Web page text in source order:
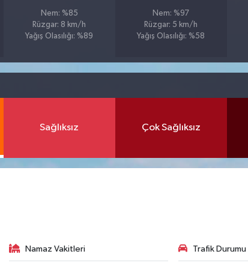
Nem: %85
Rüzgar: 8 km/h
Yağış Olasılığı: %89
Nem: %97
Rüzgar: 5 km/h
Yağış Olasılığı: %58
Sağlıksız Çok Sağlıksız
Namaz Vakitleri Trafik Durumu